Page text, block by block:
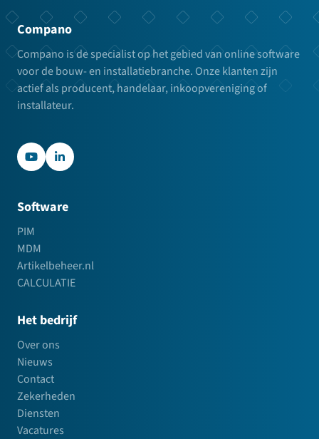
Compano
Compano is de specialist op het gebied van online software
voor de bouw- en installatiebranche. Onze klanten zijn
actief als producent, handelaar, inkoopvereniging of
installateur.
YouTubeLinkedIn
Software
PIM
MDM
Artikelbeheer.nl
CALCULATIE
Het bedrijf
Over ons
Nieuws
Contact
Zekerheden
Diensten
Vacatures